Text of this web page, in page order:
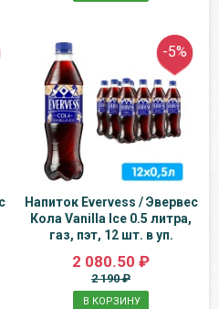
-5%
Напиток Evervess / Эвервес
Кола Vanilla Ice 0.5 литра,
газ, пэт, 12 шт. в уп.
2 080.50 ₽
2 190 ₽
В КОРЗИНУ